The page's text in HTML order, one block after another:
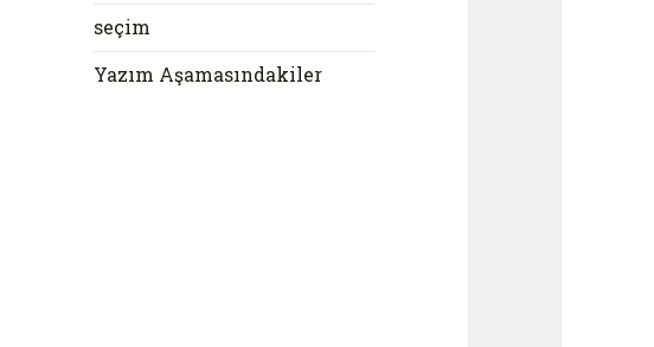
seçim
Yazım Aşamasındakiler